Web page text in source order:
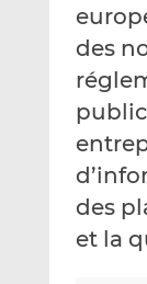
des
des
et la